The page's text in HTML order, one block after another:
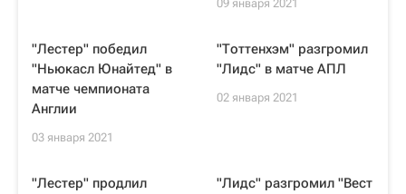
09 января 2021
"Лестер" победил
"Ньюкасл Юнайтед" в
матче чемпионата
Англии
03 января 2021
"Тоттенхэм" разгромил
"Лидс" в матче АПЛ
02 января 2021
"Лестер" продлил
"Лидс" разгромил "Вест